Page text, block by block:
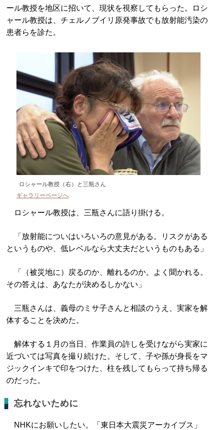
ール教授を地区に招いて、現状を視察してもらった。ロシ
ャール教授は、チェルノブイリ原発事故でも放射能汚染の
患者らを診た。
ロシャール教授（右）と三瓶さん
ギャラリーページへ
ロシャール教授は、三瓶さんに語り掛ける。
「放射能についはいろいろの意見がある。リスクがある
というものや、低レベルなら大丈夫だというものもある」
「（被災地に）戻るのか、離れるのか。よく聞かれる。
その答えは、あなたが決めるしかない」
三瓶さんは、義母のミサ子さんと相談のうえ、実家を解
体することを決めた。
解体する１月の当日、作業員の許しを受けながら実家に
近づいては写真を撮り続けた。そして、子や孫が身長をマ
ジックインキで印をつけた、柱を残してもらって持ち帰る
のだった。
忘れないために
NHKにお願いしたい。「東日本大震災アーカイブス」